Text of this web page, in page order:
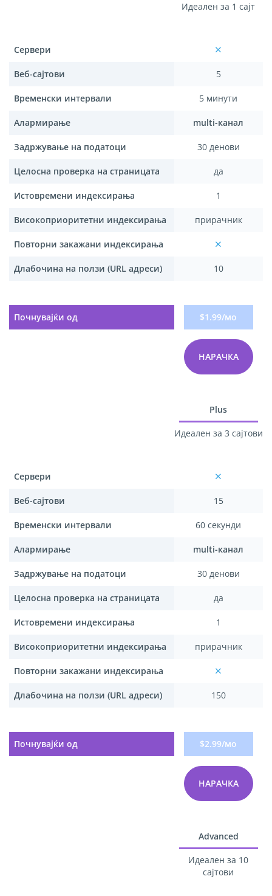
Сервери
Веб-сајтови
Временски интервали
Алармирање
Задржување на податоци
Целосна проверка на страницата
Истовремени индексирања
Високоприоритетни индексирања
Повторни закажани индексирања
Длабочина на ползи (URL адреси)
Почнувајќи од
Идеален за 1 сајт
5
5 минути
multi-канал
30 денови
да
1
прирачник
10
$1.99/мо
НАРАЧКА
Сервери
Веб-сајтови
Временски интервали
Алармирање
Задржување на податоци
Целосна проверка на страницата
Истовремени индексирања
Високоприоритетни индексирања
Повторни закажани индексирања
Длабочина на ползи (URL адреси)
Почнувајќи од
Plus
Идеален за 3 сајтови
15
60 секунди
multi-канал
30 денови
да
1
прирачник
150
$2.99/мо
НАРАЧКА
Advanced
Идеален за 10
сајтови